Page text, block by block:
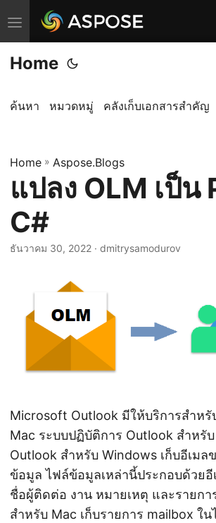
ส
ลั
บ
า
ท
า
ง
Home
ค้นหา หมวดหมู่ คลังเก็บเอกสารสำคัญ
Home » Aspose.Blogs
แปลง OLM เป็น
C#
ธันวาคม 30, 2022 · dmitrysamodurov
Microsoft Outlook มีให้บริการสำหรั
Mac ระบบปฏิบัติการ Outlook สำหรั
Outlook สำหรับ Windows เก็บอีเมล
ข้อมูล ไฟล์ข้อมูลเหล่านี้ประกอบด้วยอี
ชื่อผู้ติดต่อ งาน หมายเหตุ และรายก
สำหรับ Mac เก็บรายการ mailbox ใ